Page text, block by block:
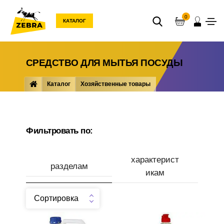
КАТАЛОГ
0
СРЕДСТВО ДЛЯ МЫТЬЯ ПОСУДЫ
Каталог Хозяйственные товары
Фильтровать по:
разделам
характерист
икам
Производитель
Сортировка
Средство для посуды
Средство для посуды